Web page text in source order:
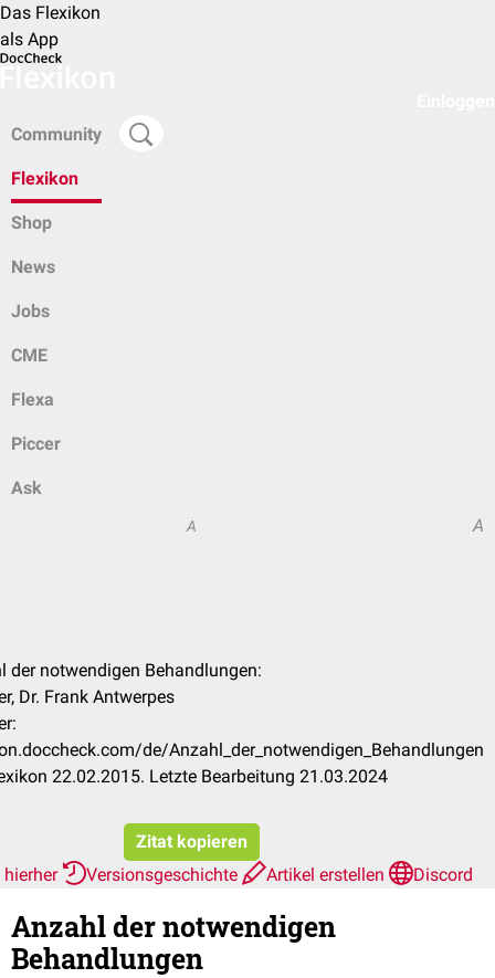
Das Flexikon
als App
Community
Flexikon
Shop
News
Jobs
CME
Flexa
Piccer
Ask
A A
der notwendigen Behandlungen:
Dr. Frank Antwerpes
de/Anzahl_der_notwendigen_Behandlungen
22.02.2015. Letzte Bearbeitung 21.03.2024
Zitat kopieren
hierher
Versionsgeschichte Artikel erstellen Discord
Anzahl der notwendigen
Behandlungen